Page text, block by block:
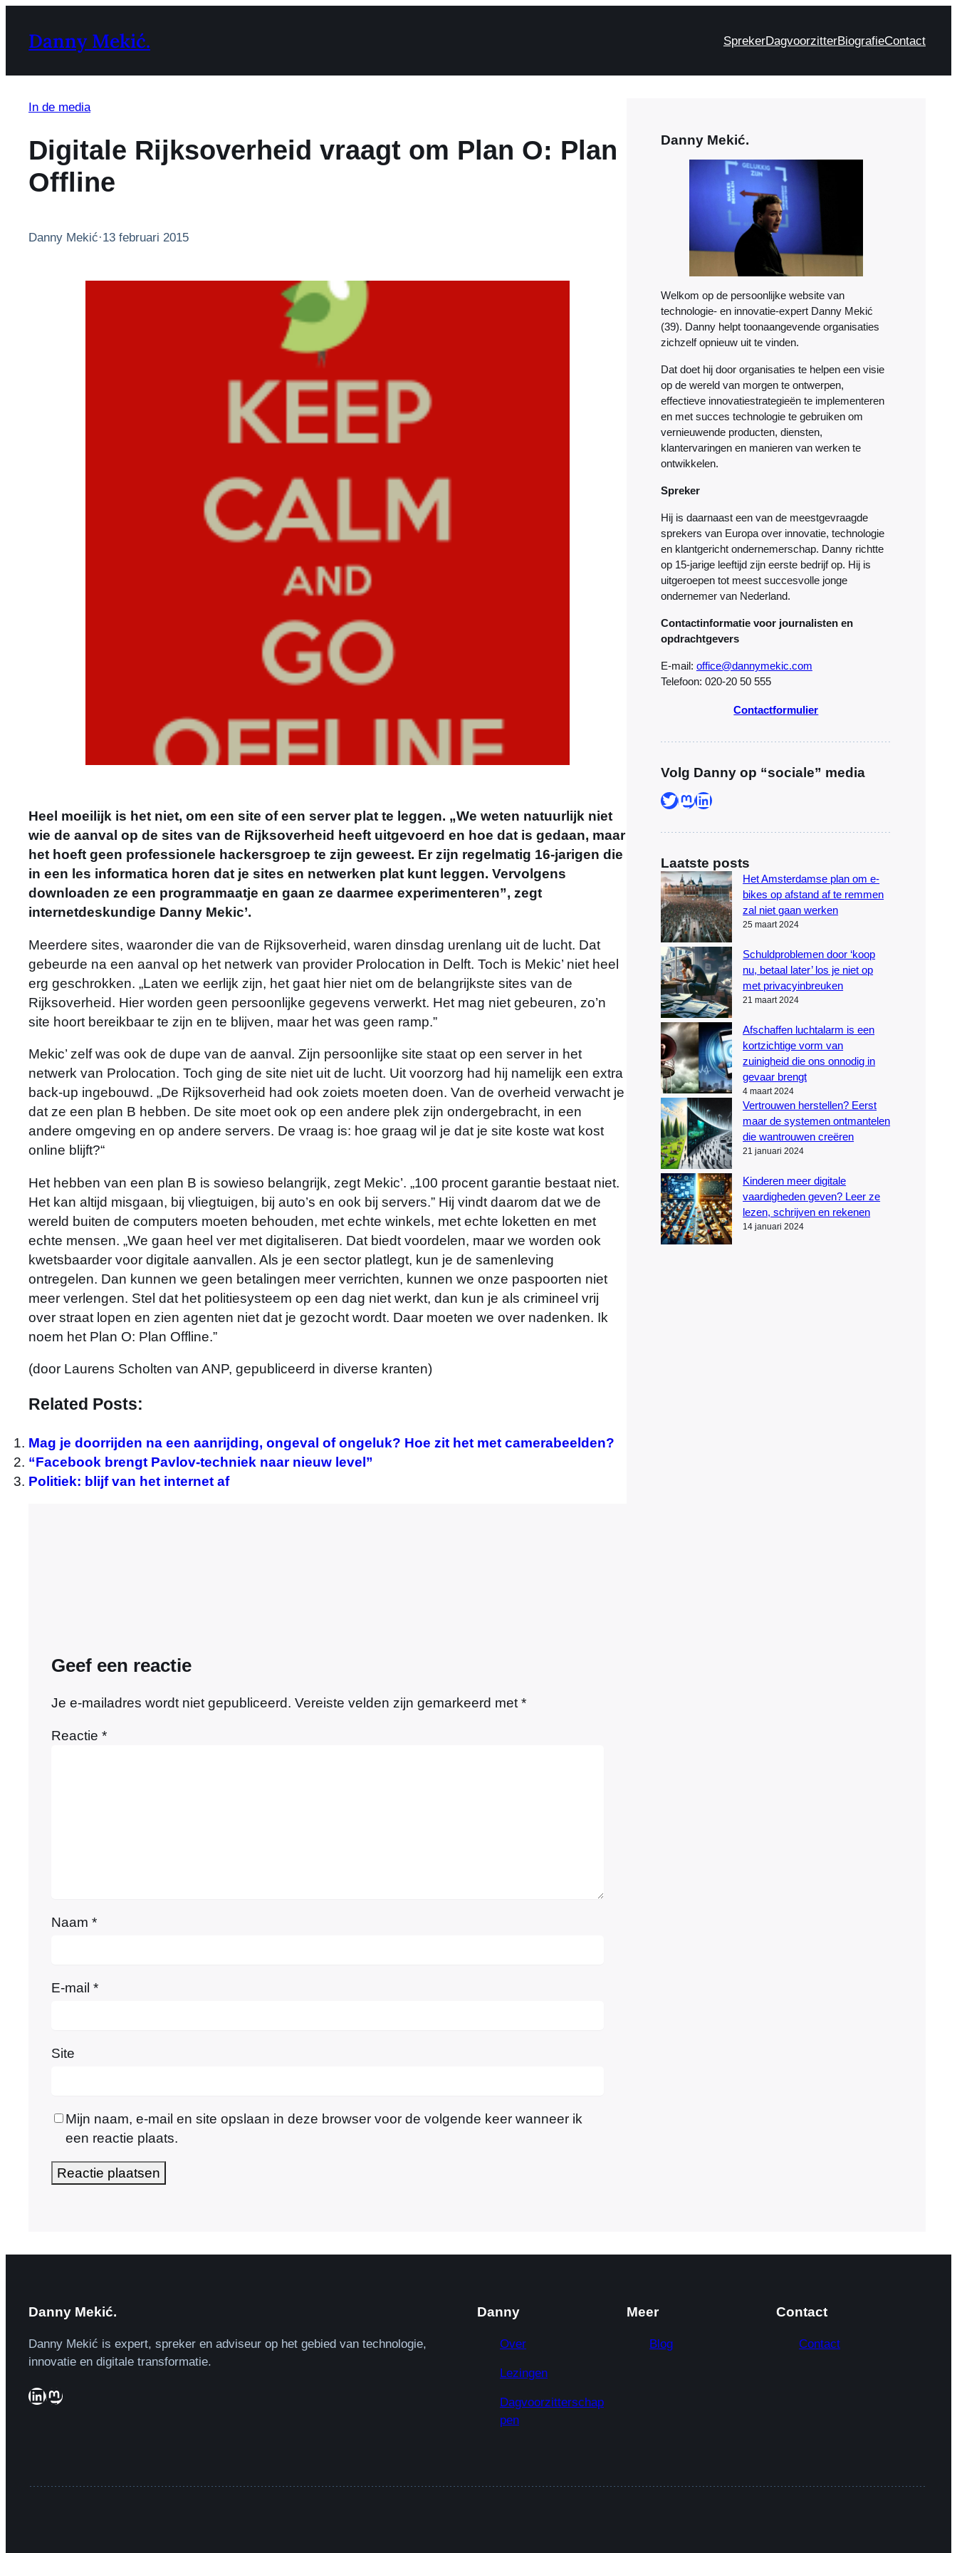
naar
inhoud
Danny Mekić. SprekerDagvoorzitterBiografieContact
In de media
Digitale Rijksoverheid vraagt om Plan O: Plan
Offline
Danny Mekić·13 februari 2015
Heel moeilijk is het niet, om een site of een server plat te leggen. „We weten natuurlijk niet
wie de aanval op de sites van de Rijksoverheid heeft uitgevoerd en hoe dat is gedaan, maar
het hoeft geen professionele hackersgroep te zijn geweest. Er zijn regelmatig 16-jarigen die
in een les informatica horen dat je sites en netwerken plat kunt leggen. Vervolgens
downloaden ze een programmaatje en gaan ze daarmee experimenteren”, zegt
internetdeskundige Danny Mekic’.
Meerdere sites, waaronder die van de Rijksoverheid, waren dinsdag urenlang uit de lucht. Dat
gebeurde na een aanval op het netwerk van provider Prolocation in Delft. Toch is Mekic’ niet heel
erg geschrokken. „Laten we eerlijk zijn, het gaat hier niet om de belangrijkste sites van de
Rijksoverheid. Hier worden geen persoonlijke gegevens verwerkt. Het mag niet gebeuren, zo’n
site hoort bereikbaar te zijn en te blijven, maar het was geen ramp.”
Mekic’ zelf was ook de dupe van de aanval. Zijn persoonlijke site staat op een server in het
netwerk van Prolocation. Toch ging de site niet uit de lucht. Uit voorzorg had hij namelijk een extra
back-up ingebouwd. „De Rijksoverheid had ook zoiets moeten doen. Van de overheid verwacht je
dat ze een plan B hebben. De site moet ook op een andere plek zijn ondergebracht, in een
andere omgeving en op andere servers. De vraag is: hoe graag wil je dat je site koste wat kost
online blijft?“
Het hebben van een plan B is sowieso belangrijk, zegt Mekic’. „100 procent garantie bestaat niet.
Het kan altijd misgaan, bij vliegtuigen, bij auto’s en ook bij servers.” Hij vindt daarom dat we de
wereld buiten de computers moeten behouden, met echte winkels, met echte loketten en met
echte mensen. „We gaan heel ver met digitaliseren. Dat biedt voordelen, maar we worden ook
kwetsbaarder voor digitale aanvallen. Als je een sector platlegt, kun je de samenleving
ontregelen. Dan kunnen we geen betalingen meer verrichten, kunnen we onze paspoorten niet
meer verlengen. Stel dat het politiesysteem op een dag niet werkt, dan kun je als crimineel vrij
over straat lopen en zien agenten niet dat je gezocht wordt. Daar moeten we over nadenken. Ik
noem het Plan O: Plan Offline.”
(door Laurens Scholten van ANP, gepubliceerd in diverse kranten)
Related Posts:
Mag je doorrijden na een aanrijding, ongeval of ongeluk? Hoe zit het met camerabeelden?
“Facebook brengt Pavlov-techniek naar nieuw level”
Politiek: blijf van het internet af
Geef een reactie
Je e-mailadres wordt niet gepubliceerd. Vereiste velden zijn gemarkeerd met *
Reactie *
Naam *
E-mail *
Site
Mijn naam, e-mail en site opslaan in deze browser voor de volgende keer wanneer ik
een reactie plaats.
Danny Mekić.
Welkom op de persoonlijke website van
technologie- en innovatie-expert Danny Mekić
(39). Danny helpt toonaangevende organisaties
zichzelf opnieuw uit te vinden.
Dat doet hij door organisaties te helpen een visie
op de wereld van morgen te ontwerpen,
effectieve innovatiestrategieën te implementeren
en met succes technologie te gebruiken om
vernieuwende producten, diensten,
klantervaringen en manieren van werken te
ontwikkelen.
Spreker
Hij is daarnaast een van de meestgevraagde
sprekers van Europa over innovatie, technologie
en klantgericht ondernemerschap. Danny richtte
op 15-jarige leeftijd zijn eerste bedrijf op. Hij is
uitgeroepen tot meest succesvolle jonge
ondernemer van Nederland.
Contactinformatie voor journalisten en
opdrachtgevers
E-mail: office@dannymekic.com
Telefoon: 020-20 50 555
Contactformulier
Volg Danny op “sociale” media
Twitter Mastodon LinkedIn
Laatste posts
Het Amsterdamse plan om e-
bikes op afstand af te remmen
zal niet gaan werken
25 maart 2024
Schuldproblemen door ‘koop
nu, betaal later’ los je niet op
met privacyinbreuken
21 maart 2024
Afschaffen luchtalarm is een
kortzichtige vorm van
zuinigheid die ons onnodig in
gevaar brengt
4 maart 2024
Vertrouwen herstellen? Eerst
maar de systemen ontmantelen
die wantrouwen creëren
21 januari 2024
Kinderen meer digitale
vaardigheden geven? Leer ze
lezen, schrijven en rekenen
14 januari 2024
Danny Mekić.
Danny Mekić is expert, spreker en adviseur op het gebied van technologie,
innovatie en digitale transformatie.
LinkedIn Mastodon
Danny
Over
Lezingen
Dagvoorzitterschap
pen
Meer
Blog
Contact
Contact